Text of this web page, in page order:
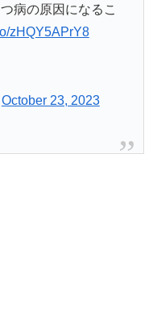
病の原因になるこ
zHQY5APrY8
October 23, 2023